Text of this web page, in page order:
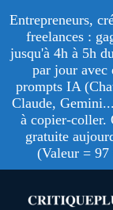
Entrepreneurs,
freelances :
jusqu'à 4h à 5h
par jour avec
prompts IA
Claude,
à copier-coller.
gratuite
(Valeur = 97